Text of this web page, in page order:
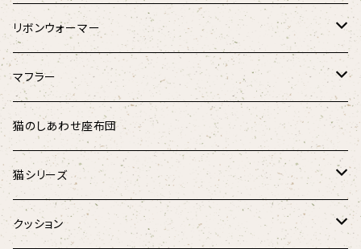
リボンウォーマー
リバーシブル
シャギーアニマル
アニマル
麻と羽毛のリボンウォーマー
マフラー
ダウンマフラー
オーガニックコットンダウンマフラー
猫のしあわせ座布団
猫シリーズ
猫のしあわせ座布団
クッション